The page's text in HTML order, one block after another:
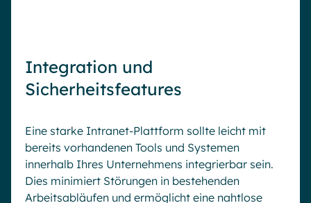
Integration und
Sicherheitsfeatures
Eine starke Intranet-Plattform sollte leicht mit
bereits vorhandenen Tools und Systemen
innerhalb Ihres Unternehmens integrierbar sein.
Dies minimiert Störungen in bestehenden
Arbeitsabläufen und ermöglicht eine nahtlose